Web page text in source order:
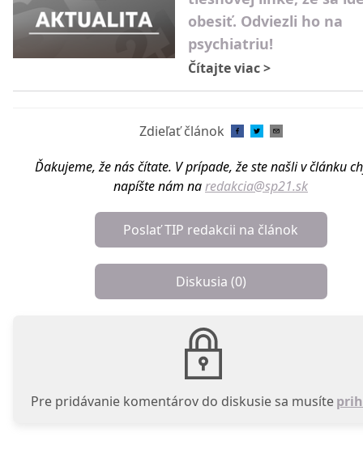
obesiť. Odviezli ho na
psychiatriu!
Čítajte viac>
Zdieľať článok
Ďakujeme, že nás čítate. V prípade, že ste našli v článku
napíšte nám naredakcia@sp21.sk
Poslať TIP redakcii na článok
Diskusia (0)
Pre pridávanie komentárov do diskusie sa musíte